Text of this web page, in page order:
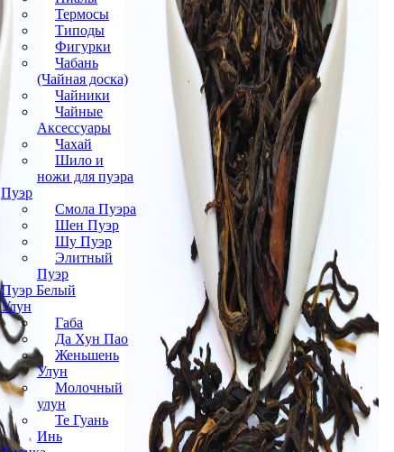
Термосы
Типоды
Фигурки
Чабань
(Чайная доска)
Чайники
Чайные
Аксессуары
Чахай
Шило и
ножи для пуэра
Пуэр
Смола Пуэра
Шен Пуэр
Шу Пуэр
Элитный
Пуэр
Пуэр Белый
Улун
Габа
Да Хун Пао
Женьшень
Улун
Молочный
улун
Те Гуань
Инь